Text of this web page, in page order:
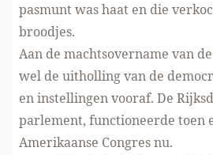
pasmunt was haat en die
broodjes.
Aan de machtsovername van
wel de uitholling van de
en instellingen vooraf. De
parlement, functioneerde toen
Amerikaanse Congres nu.